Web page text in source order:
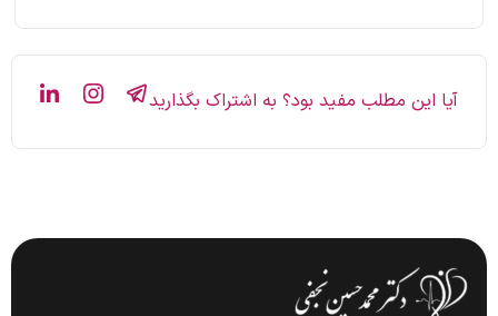
آیا این مطلب مفید بود؟ به اشتراک بگذارید